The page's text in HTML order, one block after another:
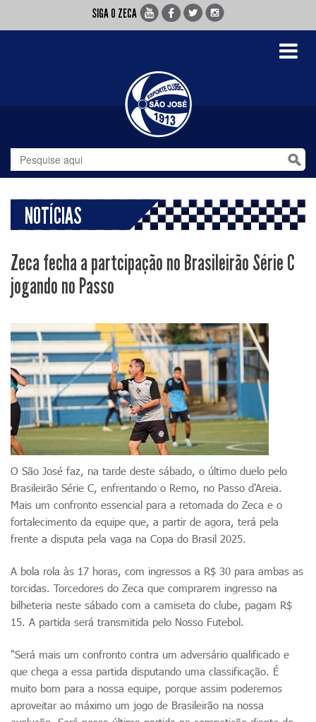
SIGA O ZECA
Toggle
NOTÍCIAS
Zeca fecha a partcipação no Brasileirão Série C
jogando no Passo
O São José faz, na tarde deste sábado, o último duelo pelo
Brasileirão Série C, enfrentando o Remo, no Passo d'Areia.
Mais um confronto essencial para a retomada do Zeca e o
fortalecimento da equipe que, a partir de agora, terá pela
frente a disputa pela vaga na Copa do Brasil 2025.
A bola rola às 17 horas, com ingressos a R$ 30 para ambas as
torcidas. Torcedores do Zeca que comprarem ingresso na
bilheteria neste sábado com a camiseta do clube, pagam R$
15. A partida será transmitida pelo Nosso Futebol.
"Será mais um confronto contra um adversário qualificado e
que chega a essa partida disputando uma classificação. É
muito bom para a nossa equipe, porque assim poderemos
aproveitar ao máximo um jogo de Brasileirão na nossa